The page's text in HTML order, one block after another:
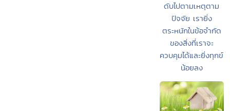
ดับไปตามเหตุตาม
ปัจจัย เรายิ่ง
ตระหนักในข้อจำกัด
ของสิ่งที่เราจะ
ควบคุมได้และยิ่งทุกข์
น้อยลง